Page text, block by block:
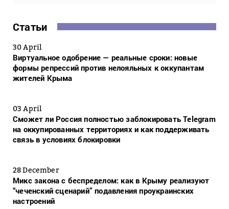
Статьи
30 April
Виртуальное одобрение — реальные сроки: новые
формы репрессий против нелояльных к оккупантам
жителей Крыма
03 April
Сможет ли Россия полностью заблокировать Telegram
на оккупированных территориях и как поддерживать
связь в условиях блокировки
28 December
Микс закона с беспределом: как в Крыму реализуют
“чеченский сценарий” подавления проукраинских
настроений